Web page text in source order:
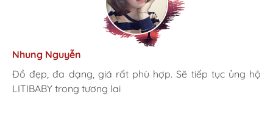
Tâm Vũ
Mình rất ưng khi đến LITIBABY. Ở đây có rất nhiều mặt
hàng phong phú, tha hồ lựa chọn. Nhân viên chuyên
Nhung Nguyễn
Đồ đẹp, đa dạng, giá rất phù hợp. Sẽ tiếp tục ủng hộ
LITIBABY trong tương lai
Ngọc Anh
Lần đầu mua hàng và trở thành khách hàng thân thiết
luôn. Tuyệt vời LITIBABY ơi
Nhà mình đã mua cho 3 con từ khi các bé mới 1 tuổi đến
giờ là 5 năm rồi, Sản phẩm tốt, giá hợp lý
Thu Thủy
LiTibaby đồ đẹp và nhiều mẫu mã, đặc biệt có nhiều
size đại, bé nhà mình hơn 50kg mua ở ngoài rất khó